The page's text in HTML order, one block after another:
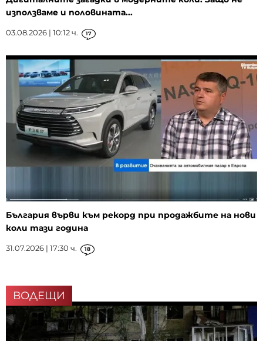
използваме и половината...
03.08.2026 | 10:12 ч. 17
България върви към рекорд при продажбите на нови
коли тази година
31.07.2026 | 17:30 ч. 18
ВОДЕЩИ